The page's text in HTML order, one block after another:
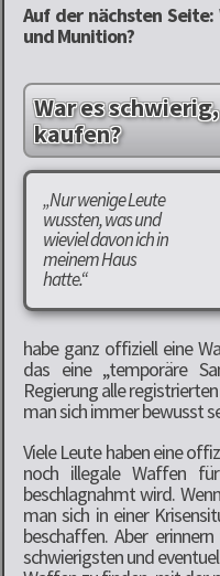
Auf der nächsten
und Munition?
War es
kaufen?
„Nur wenige Leute
wussten, was und
wieviel davon ich in
meinem Haus
hatte.“
habe ganz offiziell eine
das eine „temporäre
Regierung alle
man sich immer bewusst
Viele Leute haben eine
noch illegale Waffen
beschlagnahmt wird.
man sich in einer
beschaffen. Aber
schwierigsten und